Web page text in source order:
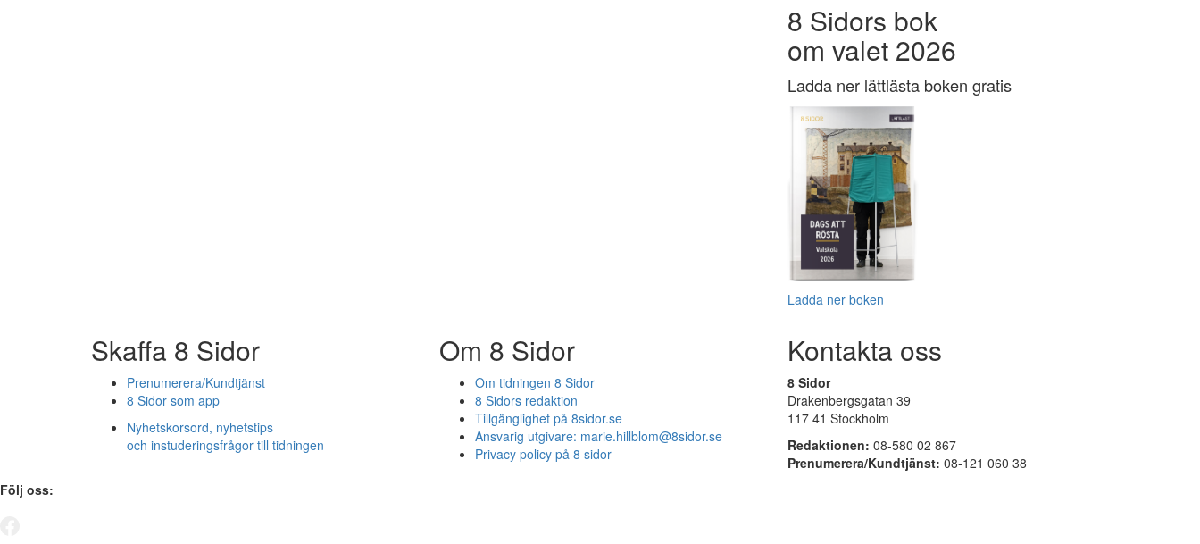
8 Sidors bok
om valet 2026
Ladda ner lättlästa boken gratis
Ladda ner boken
Skaffa 8 Sidor
Prenumerera/Kundtjänst
8 Sidor som app
Nyhetskorsord, nyhetstips
och instuderingsfrågor till tidningen
Om 8 Sidor
Om tidningen 8 Sidor
8 Sidors redaktion
Tillgänglighet på 8sidor.se
Ansvarig utgivare: marie.hillblom@8sidor.se
Privacy policy på 8 sidor
Kontakta oss
8 Sidor
Drakenbergsgatan 39
117 41 Stockholm
Redaktionen: 08-580 02 867
Prenumerera/Kundtjänst: 08-121 060 38
Följ oss: